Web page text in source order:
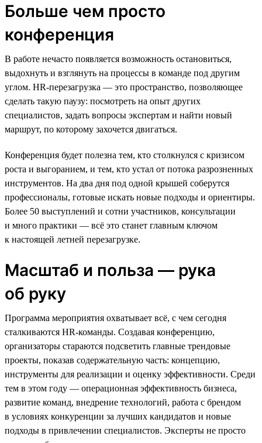
Больше чем просто
конференция
В работе нечасто появляется возможность остановиться,
выдохнуть и взглянуть на процессы в команде под другим
углом. HR-перезагрузка — это пространство, позволяющее
сделать такую паузу: посмотреть на опыт других
специалистов, задать вопросы экспертам и найти новый
маршрут, по которому захочется двигаться.
Конференция будет полезна тем, кто столкнулся с кризисом
роста и выгоранием, и тем, кто устал от потока разрозненных
инструментов. На два дня под одной крышей соберутся
профессионалы, готовые искать новые подходы и ориентиры.
Более 50 выступлений и сотни участников, консультации
и много практики — всё это станет главным ключом
к настоящей летней перезагрузке.
Масштаб и польза — рука
об руку
Программа мероприятия охватывает всё, с чем сегодня
сталкиваются HR-команды. Создавая конференцию,
организаторы стараются подсветить главные трендовые
проекты, показав содержательную часть: концепцию,
инструменты для реализации и оценку эффективности. Среди
тем в этом году — операционная эффективность бизнеса,
развитие команд, внедрение технологий, работа с брендом
в условиях конкуренции за лучших кандидатов и новые
подходы в привлечении специалистов. Эксперты не просто